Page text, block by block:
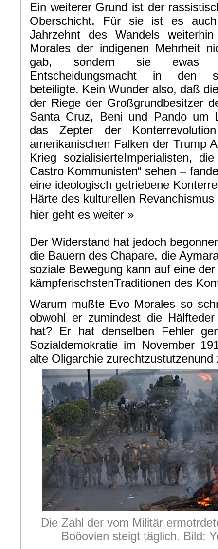
Ein weiterer Grund ist der
Oberschicht. Für sie ist es
Jahrzehnt des Wandels
Morales der indigenen Mehrheit
gab, sondern sie ewas
Entscheidungsmacht in den
beteiligte. Kein Wunder also, daß
der Riege der Großgrundbesitzer
Santa Cruz, Beni und Pando um
das Zepter der
amerikanischen Falken der Trump
Krieg sozialisierteImperialisten,
Castro Kommunisten“ sehen –
eine ideologisch getriebene
Härte des kulturellen
hier geht es weiter »
Der Widerstand hat jedoch
die Bauern des Chapare, die
soziale Bewegung kann auf eine der
kämpferischstenTraditionen des
Warum mußte Evo Morales so
obwohl er zumindest die
hat? Er hat denselben Fehler
Sozialdemokratie im November
alte Oligarchie zurechtzustutzenund
Die Zahl der vom Militär
Boöovien steigt täglich. Bild: